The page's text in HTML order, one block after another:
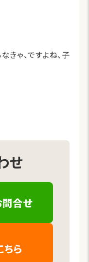
きゃ、ですよね、子
せ
問合せ
いタブで開きます）
ちら